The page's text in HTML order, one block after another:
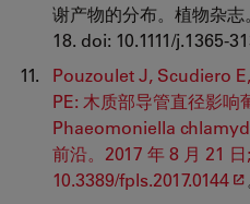
谢产物的分布。植物杂
18. doi: 10.1111/j.1365-
Pouzoulet J, Scudiero
PE: 木质部导管直径影响
Phaeomoniella
前沿。2017 年 8 月 21
10.3389/fpls.2017.0144